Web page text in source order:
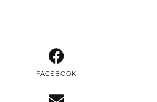
FACEBOOK